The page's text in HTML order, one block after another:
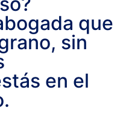
que
sin
en el